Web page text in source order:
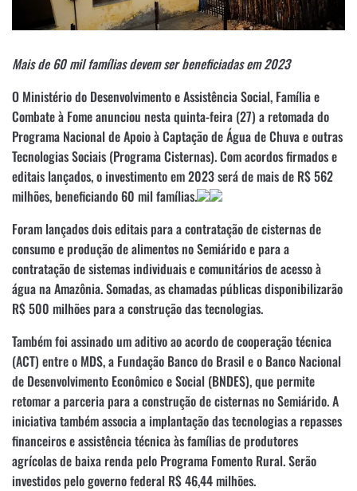
Mais de 60 mil famílias devem ser beneficiadas em 2023
O Ministério do Desenvolvimento e Assistência Social, Família e
Combate à Fome anunciou nesta quinta-feira (27) a retomada do
Programa Nacional de Apoio à Captação de Água de Chuva e outras
Tecnologias Sociais (Programa Cisternas). Com acordos firmados e
editais lançados, o investimento em 2023 será de mais de R$ 562
milhões, beneficiando 60 mil famílias.
Foram lançados dois editais para a contratação de cisternas de
consumo e produção de alimentos no Semiárido e para a
contratação de sistemas individuais e comunitários de acesso à
água na Amazônia. Somadas, as chamadas públicas disponibilizarão
R$ 500 milhões para a construção das tecnologias.
Também foi assinado um aditivo ao acordo de cooperação técnica
(ACT) entre o MDS, a Fundação Banco do Brasil e o Banco Nacional
de Desenvolvimento Econômico e Social (BNDES), que permite
retomar a parceria para a construção de cisternas no Semiárido. A
iniciativa também associa a implantação das tecnologias a repasses
financeiros e assistência técnica às famílias de produtores
agrícolas de baixa renda pelo Programa Fomento Rural. Serão
investidos pelo governo federal R$ 46,44 milhões.